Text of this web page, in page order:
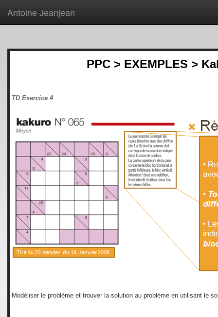
Antoine Jeanjean
PPC > EXEMPLES >
TD Exercice 4
Modéliser le problème et trouver la solution au problème en utilisant le